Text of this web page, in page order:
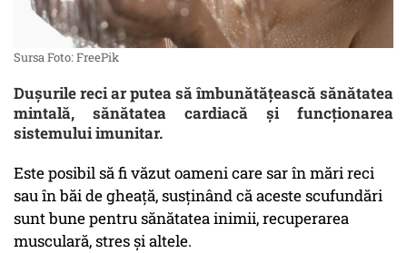
Sursa Foto: FreePik
Dușurile reci ar putea să îmbunătățească sănătatea
mintală, sănătatea cardiacă și funcționarea
sistemului imunitar.
Este posibil să fi văzut oameni care sar în mări reci
sau în băi de gheață, susținând că aceste scufundări
sunt bune pentru sănătatea inimii, recuperarea
musculară, stres și altele.